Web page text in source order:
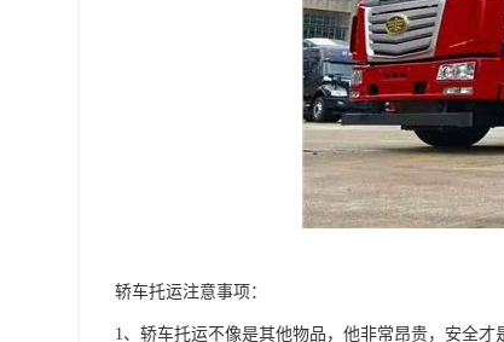
轿车托运注意事项：
1、轿车托运不像是其他物品，他非常昂贵，安全